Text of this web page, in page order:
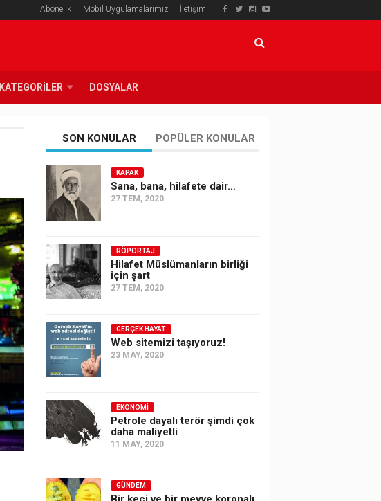
Abonelik Mobil Uygulamalarımız İletişim
KATEGORILER DOSYALAR
SON KONULAR POPÜLER KONULAR
KAPAK
Sana, bana, hilafete dair…
27 TEM, 2020
RÖPORTAJ
Hilafet Müslümanların birliği
için şart
27 TEM, 2020
GERÇEK HAYAT
Web sitemizi taşıyoruz!
23 MAY, 2020
EKONOMI
Petrole dayalı terör şimdi çok
daha maliyetli
11 MAY, 2020
GÜNDEM